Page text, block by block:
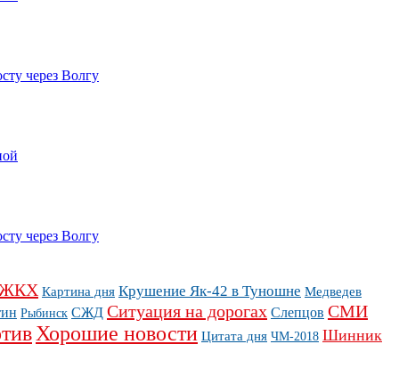
через Волгу
через Волгу
Картина дня Крушение Як-42 в Туношне Медведев
Рыбинск СЖД Ситуация на дорогах Слепцов СМИ
Хорошие новости Цитата дня ЧМ-2018 Шинник